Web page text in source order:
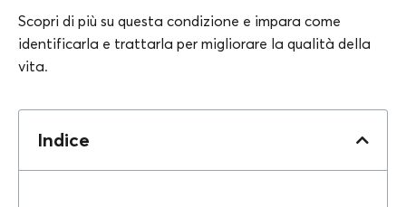
Scopri di più su questa condizione e impara come
identificarla e trattarla per migliorare la qualità della
vita.
Indice